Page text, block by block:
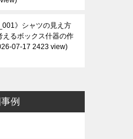
》シャツの見え方
えるボックス什器の作
07-17 2423 view
例